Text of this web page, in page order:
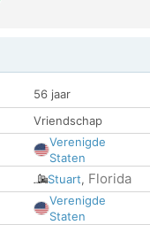
56 jaar
Vriendschap
Verenigde
Staten
Stuart, Florida
Verenigde
Staten